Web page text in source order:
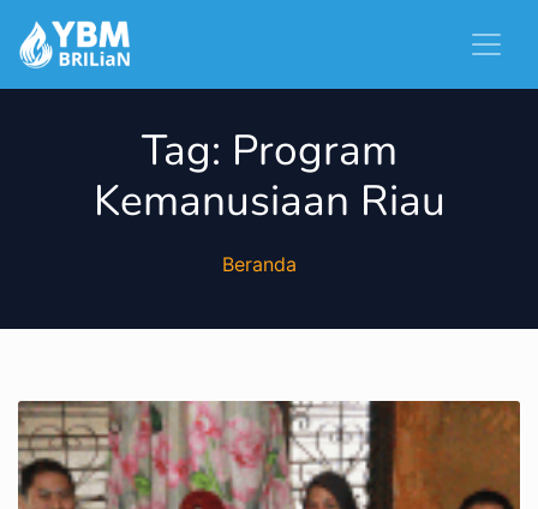
Tag: Program
Kemanusiaan Riau
Beranda